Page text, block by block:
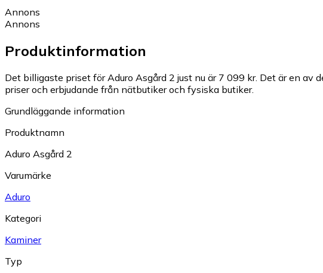
Annons
Annons
Produktinformation
Det billigaste priset för Aduro Asgård 2 just nu är 7 099 kr. Det är en av
priser och erbjudande från nätbutiker och fysiska butiker.
Grundläggande information
Produktnamn
Aduro Asgård 2
Varumärke
Aduro
Kategori
Kaminer
Typ